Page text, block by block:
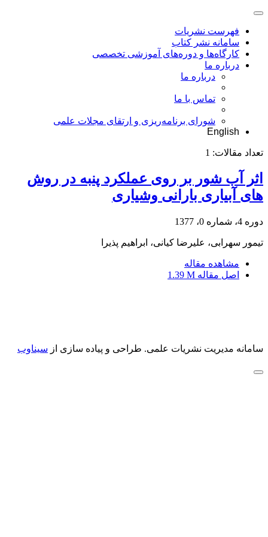
فهرست نشریات
سامانه نشر کتاب
کارگاه‌ها و دوره‌های آموزشی تخصصی
درباره ما
درباره ما
تماس با ما
شورای برنامه‌ریزی و ارتقای مجلات علمی
English
تعداد مقالات: 1
اثر آب شور بر روی عملکرد پنبه در روش
های آبیاری بارانی وشیاری
دوره 4، شماره 0، 1377
تیمور سهرابی، علیرضا کیانی، ابراهیم پذیرا
مشاهده مقاله
اصل مقاله 1.39 M
سامانه مدیریت نشریات علمی. طراحی و پیاده سازی از سیناوب